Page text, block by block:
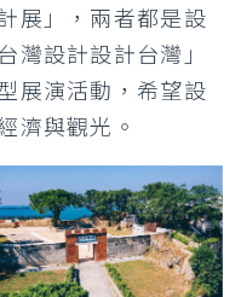
展」，兩者都是設
灣設計設計台灣」
展演活動，希望設
濟與觀光。